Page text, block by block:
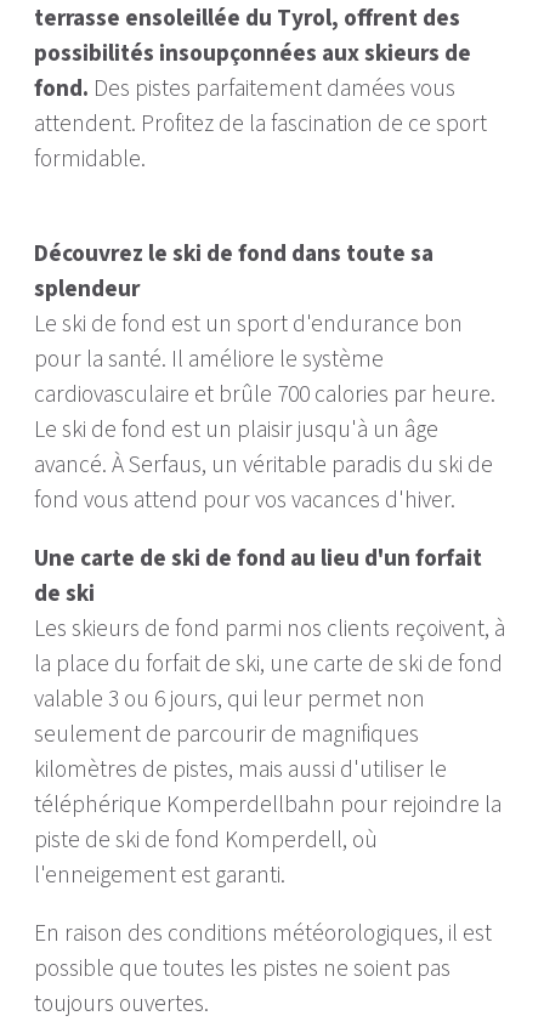
terrasse ensoleillée du Tyrol, offrent des
possibilités insoupçonnées aux skieurs de
fond. Des pistes parfaitement damées vous
attendent. Profitez de la fascination de ce sport
formidable.
Découvrez le ski de fond dans toute sa
splendeur
Le ski de fond est un sport d'endurance bon
pour la santé. Il améliore le système
cardiovasculaire et brûle 700 calories par heure.
Le ski de fond est un plaisir jusqu'à un âge
avancé. À Serfaus, un véritable paradis du ski de
fond vous attend pour vos vacances d'hiver.
Une carte de ski de fond au lieu d'un forfait
de ski
Les skieurs de fond parmi nos clients reçoivent, à
la place du forfait de ski, une carte de ski de fond
valable 3 ou 6 jours, qui leur permet non
seulement de parcourir de magnifiques
kilomètres de pistes, mais aussi d'utiliser le
téléphérique Komperdellbahn pour rejoindre la
piste de ski de fond Komperdell, où
l'enneigement est garanti.
En raison des conditions météorologiques, il est
possible que toutes les pistes ne soient pas
toujours ouvertes.